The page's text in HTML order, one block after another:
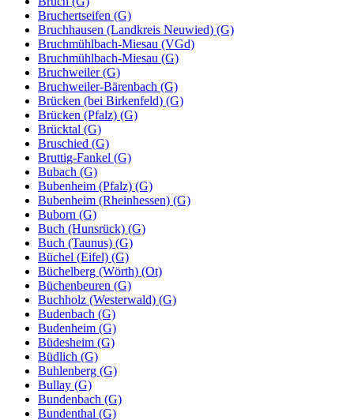
Bruchertseifen (G)
Bruchhausen (Landkreis Neuwied) (G)
Bruchmühlbach-Miesau (VGd)
Bruchmühlbach-Miesau (G)
Bruchweiler (G)
Bruchweiler-Bärenbach (G)
Brücken (bei Birkenfeld) (G)
Brücken (Pfalz) (G)
Brücktal (G)
Bruschied (G)
Bruttig-Fankel (G)
Bubach (G)
Bubenheim (Pfalz) (G)
Bubenheim (Rheinhessen) (G)
Buborn (G)
Buch (Hunsrück) (G)
Buch (Taunus) (G)
Büchel (Eifel) (G)
Büchelberg (Wörth) (Ot)
Büchenbeuren (G)
Buchholz (Westerwald) (G)
Budenbach (G)
Budenheim (G)
Büdesheim (G)
Büdlich (G)
Buhlenberg (G)
Bullay (G)
Bundenbach (G)
Bundenthal (G)